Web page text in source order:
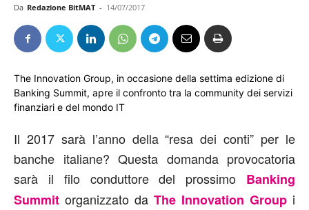
Da Redazione BitMAT - 14/07/2017
The Innovation Group, in occasione della settima edizione di
Banking Summit, apre il confronto tra la community dei servizi
finanziari e del mondo IT
Il 2017 sarà l’anno della “resa dei conti” per le
banche italiane? Questa domanda provocatoria
sarà il filo conduttore del prossimo Banking
Summit organizzato da The Innovation Group i